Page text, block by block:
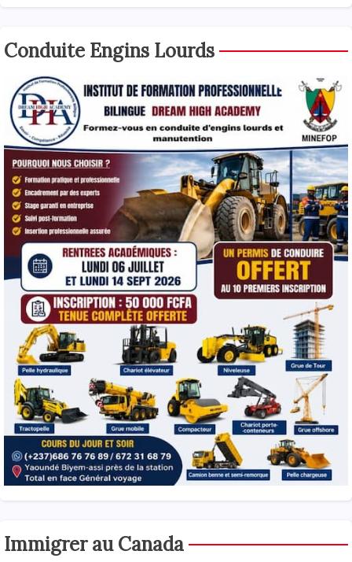
Conduite Engins Lourds
Immigrer au Canada